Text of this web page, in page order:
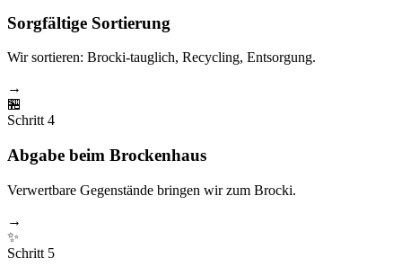
Sorgfältige Sortierung
Wir sortieren: Brocki-tauglich, Recycling, Entsorgung.
→
🏪
Schritt 4
Abgabe beim Brockenhaus
Verwertbare Gegenstände bringen wir zum Brocki.
→
✨
Schritt 5